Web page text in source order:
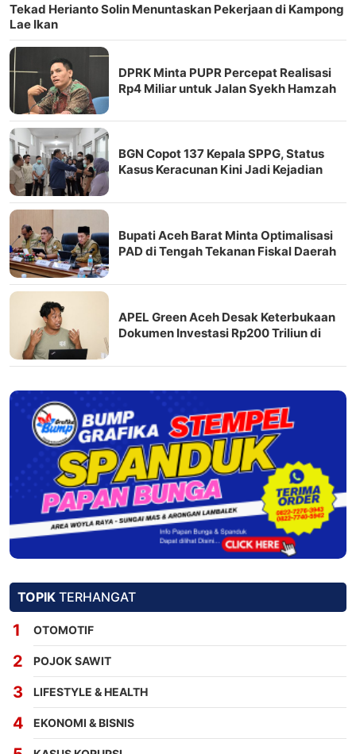
Tekad Herianto Solin Menuntaskan Pekerjaan di Kampong
Lae Ikan
DPRK Minta PUPR Percepat Realisasi
Rp4 Miliar untuk Jalan Syekh Hamzah
BGN Copot 137 Kepala SPPG, Status
Kasus Keracunan Kini Jadi Kejadian
Bupati Aceh Barat Minta Optimalisasi
PAD di Tengah Tekanan Fiskal Daerah
APEL Green Aceh Desak Keterbukaan
Dokumen Investasi Rp200 Triliun di
TOPIK TERHANGAT
OTOMOTIF
POJOK SAWIT
LIFESTYLE & HEALTH
EKONOMI & BISNIS